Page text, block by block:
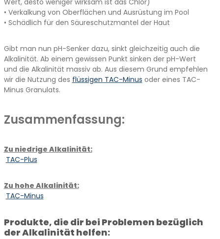
• Verkalkung von Oberflächen und Ausrüstung im Pool
• Schädlich für den Säureschutzmantel der Haut
Gibt man nun pH-Senker dazu, sinkt gleichzeitig auch die
Alkalinität. Ab einem gewissen Punkt sinken der pH-Wert
und die Alkalinität massiv ab. Aus diesem Grund empfehlen
wir die Nutzung des flüssigen TAC-Minus oder eines TAC-
Minus Granulats.
Zusammenfassung:
Zu niedrige Alkalinität:
TAC-Plus
Zu hohe Alkalinität:
TAC-Minus
Produkte, die dir bei Problemen bezüglich
der Alkalinität helfen: